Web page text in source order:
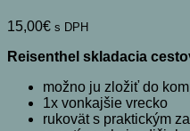
15,00€ s DPH
Reisenthel skladacia
možno ju zložiť do
1x vonkajšie vrecko
rukovät s praktickým